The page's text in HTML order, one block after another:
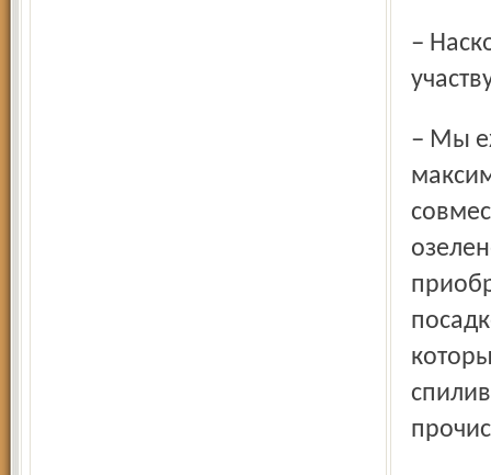
– Насколько активно в проведении Дней защиты
– Мы ежегодно проводим субботник, привлекая